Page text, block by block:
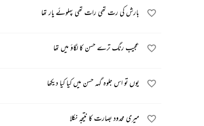
بارش کی رت تھی رات تھی پہلوئے یار تھا
عجیب رنگ ترے حسن کا لگاؤ میں تھا
یوں تو اس جلوہ گہہ حسن میں کیا کیا دیکھا
میری محدود بصارت کا نتیجہ نکلا